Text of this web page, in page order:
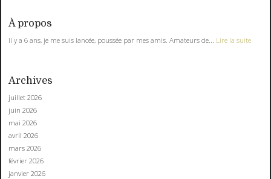
À propos
Il y a 6 ans, je me suis lancée, poussée par mes amis. Amateurs de... Lire la suite
Archives
juillet 2026
juin 2026
mai 2026
avril 2026
mars 2026
février 2026
janvier 2026